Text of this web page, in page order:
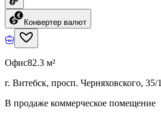
Конвертер валют
Офис82.3 м²
г. Витебск, просп. Черняховского, 35/1
В продаже коммерческое помещение